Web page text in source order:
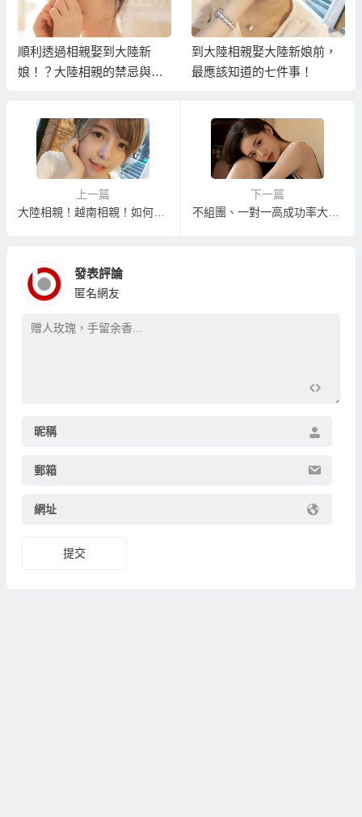
順利透過相親娶到大陸新
娘！？大陸相親的禁忌與注
到大陸相親娶大陸新娘前，
最應該知道的七件事！
上一篇
大陸相親！越南相親！如何找到您的相親好感覺？
下一篇
不組團、一對一高成功率大陸相親服務的大陸新娘相親中心
發表評論
匿名網友
昵稱
郵箱
網址
提交